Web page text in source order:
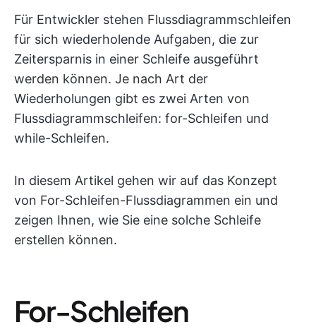
Für Entwickler stehen Flussdiagrammschleifen
für sich wiederholende Aufgaben, die zur
Zeitersparnis in einer Schleife ausgeführt
werden können. Je nach Art der
Wiederholungen gibt es zwei Arten von
Flussdiagrammschleifen: for-Schleifen und
while-Schleifen.
In diesem Artikel gehen wir auf das Konzept
von For-Schleifen-Flussdiagrammen ein und
zeigen Ihnen, wie Sie eine solche Schleife
erstellen können.
For-Schleifen